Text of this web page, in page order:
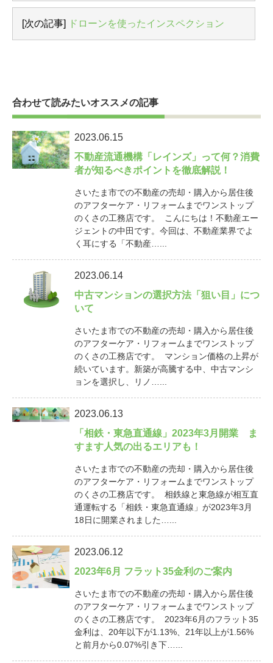
[次の記事] ドローンを使ったインスペクション
合わせて読みたいオススメの記事
2023.06.15
不動産流通機構「レインズ」って何？消費
者が知るべきポイントを徹底解説！
さいたま市での不動産の売却・購入から居住後
のアフターケア・リフォームまでワンストップ
のくさの工務店です。 こんにちは！不動産エー
ジェントの中田です。今回は、不動産業界でよ
く耳にする「不動産…...
2023.06.14
中古マンションの選択方法「狙い目」につ
いて
さいたま市での不動産の売却・購入から居住後
のアフターケア・リフォームまでワンストップ
のくさの工務店です。 マンション価格の上昇が
続いています。新築が高騰する中、中古マンシ
ョンを選択し、リノ…...
2023.06.13
「相鉄・東急直通線」2023年3月開業 ま
すます人気の出るエリアも！
さいたま市での不動産の売却・購入から居住後
のアフターケア・リフォームまでワンストップ
のくさの工務店です。 相鉄線と東急線が相互直
通運転する「相鉄・東急直通線」が2023年3月
18日に開業されました…...
2023.06.12
2023年6月 フラット35金利のご案内
さいたま市での不動産の売却・購入から居住後
のアフターケア・リフォームまでワンストップ
のくさの工務店です。 2023年6月のフラット35
金利は、20年以下が1.13%、21年以上が1.56%
と前月から0.07%引き下…...